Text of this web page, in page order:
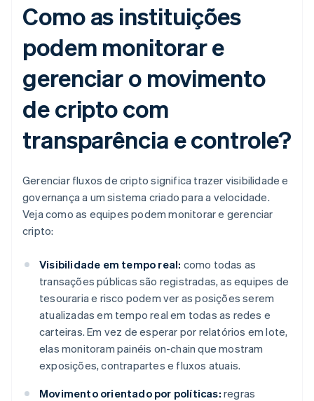
Como as instituições
podem monitorar e
gerenciar o movimento
de cripto com
transparência e controle?
Gerenciar fluxos de cripto significa trazer visibilidade e
governança a um sistema criado para a velocidade.
Veja como as equipes podem monitorar e gerenciar
cripto:
Visibilidade em tempo real: como todas as
transações públicas são registradas, as equipes de
tesouraria e risco podem ver as posições serem
atualizadas em tempo real em todas as redes e
carteiras. Em vez de esperar por relatórios em lote,
elas monitoram painéis on-chain que mostram
exposições, contrapartes e fluxos atuais.
Movimento orientado por políticas: regras